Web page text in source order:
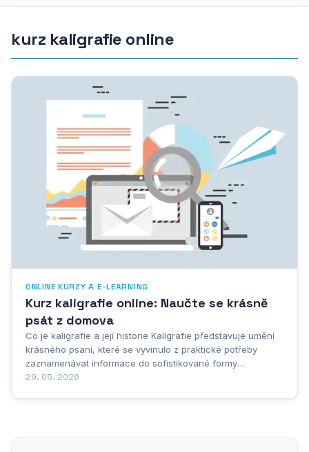
kurz kaligrafie online
ONLINE KURZY A E-LEARNING
Kurz kaligrafie online: Naučte se krásně
psát z domova
Co je kaligrafie a její historie Kaligrafie představuje umění
krásného psaní, které se vyvinulo z praktické potřeby
zaznamenávat informace do sofistikované formy
uměleckého vyjádření. Tato disciplína spojuje estetiku s
29. 05. 2026